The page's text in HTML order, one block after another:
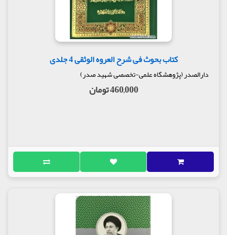
کتاب بحوث فی شرح العروه الوثقی 4 جلدی
دارالصدر (پژوهشگاه علمی-تخصصی شهید صدر)
460,000 تومان